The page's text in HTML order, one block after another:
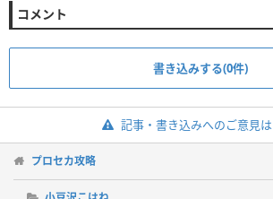
コメント
書き込みする(0件)
記事・書き込みへのご意見
プロセカ攻略